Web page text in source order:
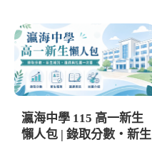
瀛海中學 115 高一新生
懶人包 | 錄取分數・新生